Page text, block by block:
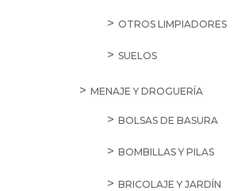
OTROS LIMPIADORES
SUELOS
MENAJE Y DROGUERÍA
BOLSAS DE BASURA
BOMBILLAS Y PILAS
BRICOLAJE Y JARDÍN